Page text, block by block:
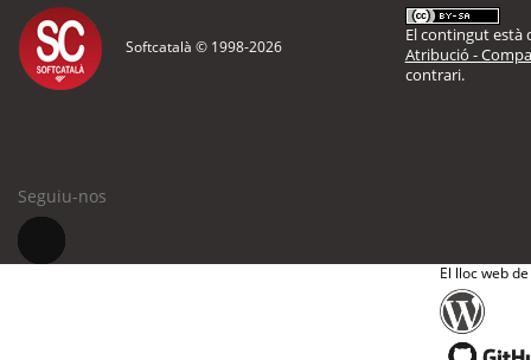
Softcatalà © 1998-2026
El contingut està
Atribució -
contrari.
Seguiu-nos
El lloc web